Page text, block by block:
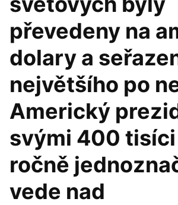
převedeny na
dolary a
největšího po
Americký
svými 400
ročně
vede nad